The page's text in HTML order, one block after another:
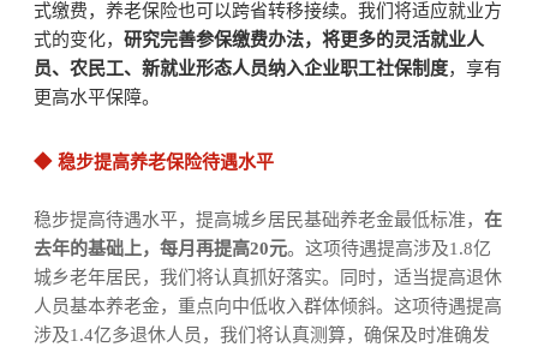
式缴费，养老保险也可以跨省转移接续。我们将适应就业方
式的变化， 研究完善参保缴费办法，将更多的灵活就业人
员、农民工、新就业形态人员纳入企业职工社保制度，享有
更高水平保障。
◆稳步提高养老保险待遇水平
稳步提高待遇水平，提高城乡居民基础养老金最低标准， 在
去年的基础上，每月再提高20元。这项待遇提高涉及1.8亿
城乡老年居民，我们将认真抓好落实。同时，适当提高退休
人员基本养老金，重点向中低收入群体倾斜。这项待遇提高
涉及1.4亿多退休人员，我们将认真测算，确保及时准确发